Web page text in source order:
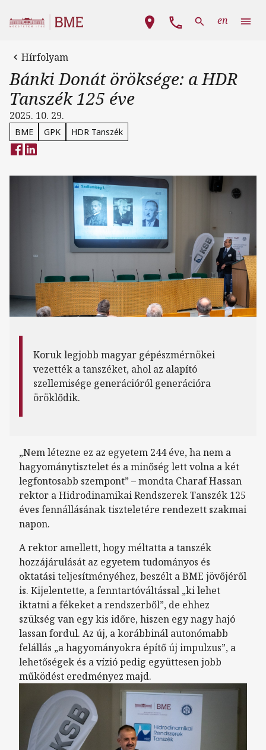
Fő navigáció
en
Hírfolyam
Bánki Donát öröksége: a HDR
Tanszék 125 éve
2025. 10. 29.
BME GPK HDR Tanszék
Koruk legjobb magyar gépészmérnökei
vezették a tanszéket, ahol az alapító
szellemisége generációról generációra
öröklődik.
„Nem létezne ez az egyetem 244 éve, ha nem a
hagyománytisztelet és a minőség lett volna a két
legfontosabb szempont” – mondta Charaf Hassan
rektor a Hidrodinamikai Rendszerek Tanszék 125
éves fennállásának tiszteletére rendezett szakmai
napon.
A rektor amellett, hogy méltatta a tanszék
hozzájárulását az egyetem tudományos és
oktatási teljesítményéhez, beszélt a BME jövőjéről
is. Kijelentette, a fenntartóváltással „ki lehet
iktatni a fékeket a rendszerből”, de ehhez
szükség van egy kis időre, hiszen egy nagy hajó
lassan fordul. Az új, a korábbinál autonómabb
felállás „a hagyományokra építő új impulzus”, a
lehetőségek és a vízió pedig együttesen jobb
működést eredményez majd.